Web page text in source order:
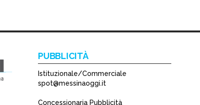
PUBBLICITÀ
Istituzionale/Commerciale
spot@messinaoggi.it
Concessionaria Pubblicità